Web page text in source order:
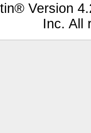
Version
Inc. All